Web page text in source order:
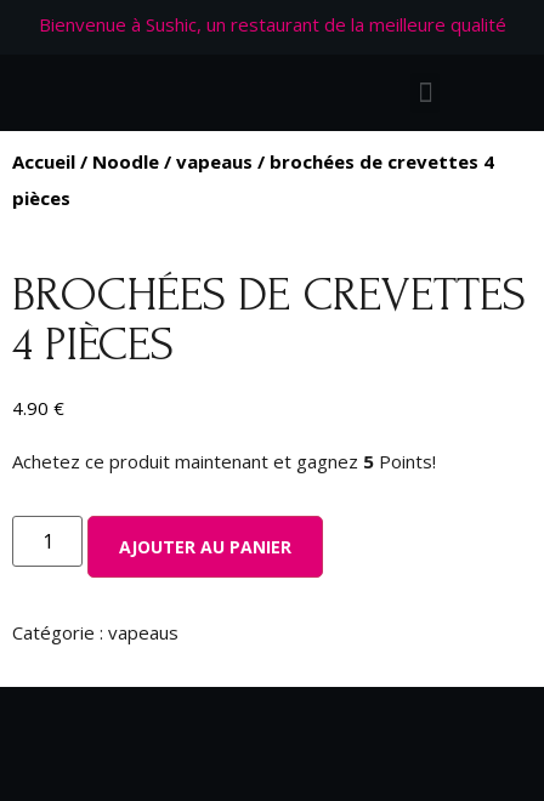
Bienvenue à Sushic, un restaurant de la meilleure qualité
Accueil / Noodle / vapeaus / brochées de crevettes 4
pièces
BROCHÉES DE CREVETTES
4 PIÈCES
4.90 €
Achetez ce produit maintenant et gagnez 5 Points!
AJOUTER AU PANIER
Catégorie : vapeaus